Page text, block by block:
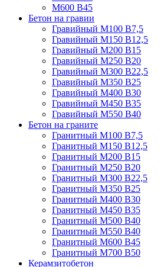
М600 В45
Бетон на гравии
Гравийный М100 В7,5
Гравийный М150 В12,5
Гравийный М200 В15
Гравийный М250 В20
Гравийный М300 В22,5
Гравийный М350 В25
Гравийный М400 В30
Гравийный М450 В35
Гравийный М550 В40
Бетон на граните
Гранитный М100 В7,5
Гранитный М150 В12,5
Гранитный М200 В15
Гранитный М250 В20
Гранитный М300 В22,5
Гранитный М350 В25
Гранитный М400 В30
Гранитный М450 В35
Гранитный М500 В40
Гранитный М550 В40
Гранитный М600 В45
Гранитный М700 В50
Керамзитобетон